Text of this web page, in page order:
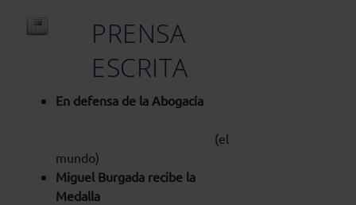
PRENSA
ESCRITA
En defensa de la Abogacía
(el
mundo)
Miguel Burgada recibe la
Medalla